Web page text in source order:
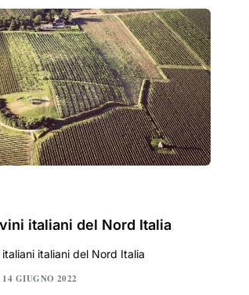
italiani del Nord Italia
italiani del Nord Italia
14 GIUGNO 2022